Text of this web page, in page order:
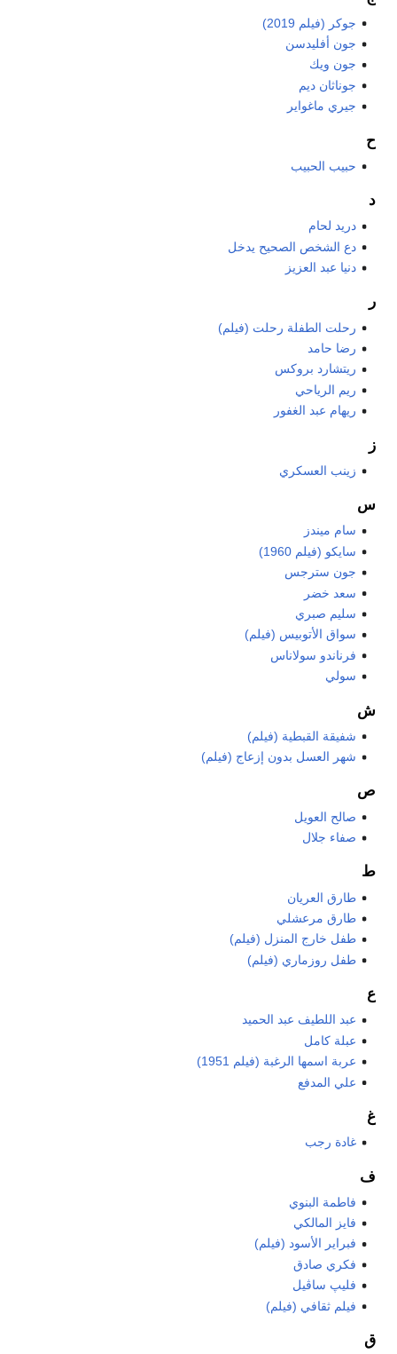
جوكر (فيلم 2019)
جون أفليدسن
جون ويك
جوناثان ديم
جيري ماغواير
ح
حبيب الحبيب
د
دريد لحام
دع الشخص الصحيح يدخل
دنيا عبد العزيز
ر
رحلت الطفلة رحلت (فيلم)
رضا حامد
ريتشارد بروكس
ريم الرياحي
ريهام عبد الغفور
ز
زينب العسكري
س
سام ميندز
سايكو (فيلم 1960)
جون سترجس
سعد خضر
سليم صبري
سواق الأتوبيس (فيلم)
فرناندو سولاناس
سولي
ش
شفيقة القبطية (فيلم)
شهر العسل بدون إزعاج (فيلم)
ص
صالح العويل
صفاء جلال
ط
طارق العريان
طارق مرعشلي
طفل خارج المنزل (فيلم)
طفل روزماري (فيلم)
ع
عبد اللطيف عبد الحميد
عبلة كامل
عربة اسمها الرغبة (فيلم 1951)
علي المدفع
غ
غادة رجب
ف
فاطمة البنوي
فايز المالكي
فبراير الأسود (فيلم)
فكري صادق
فليپ ساڤيل
فيلم ثقافي (فيلم)
ق